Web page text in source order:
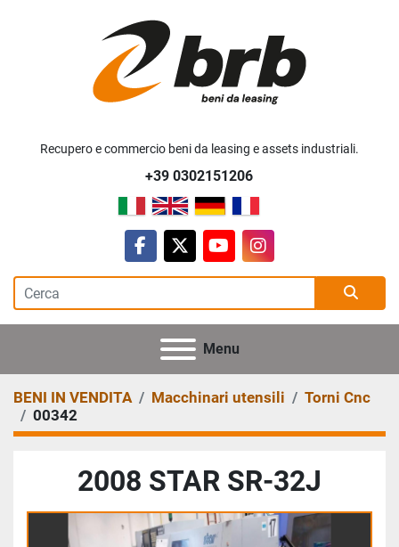
Recupero e commercio beni da leasing e assets industriali.
+39 0302151206
facebook
twitteryoutubeinstagram
Menu
BENI IN VENDITA Macchinari utensili
Torni Cnc
00342
2008 STAR SR-32J